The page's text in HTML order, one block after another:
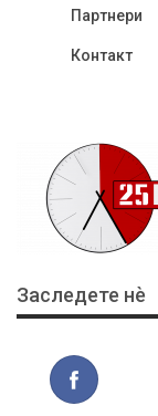
Партнери
Контакт
Заследете нѐ